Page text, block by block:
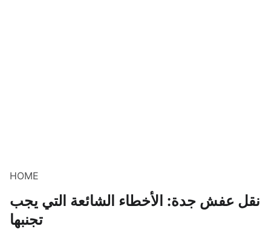
HOME
نقل عفش جدة: الأخطاء الشائعة التي يجب
تجنبها